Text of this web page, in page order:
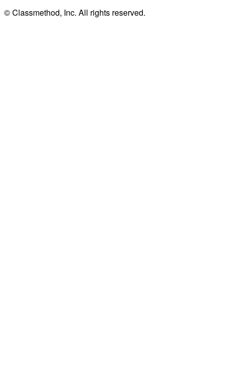
© Classmethod, Inc. All rights reserved.